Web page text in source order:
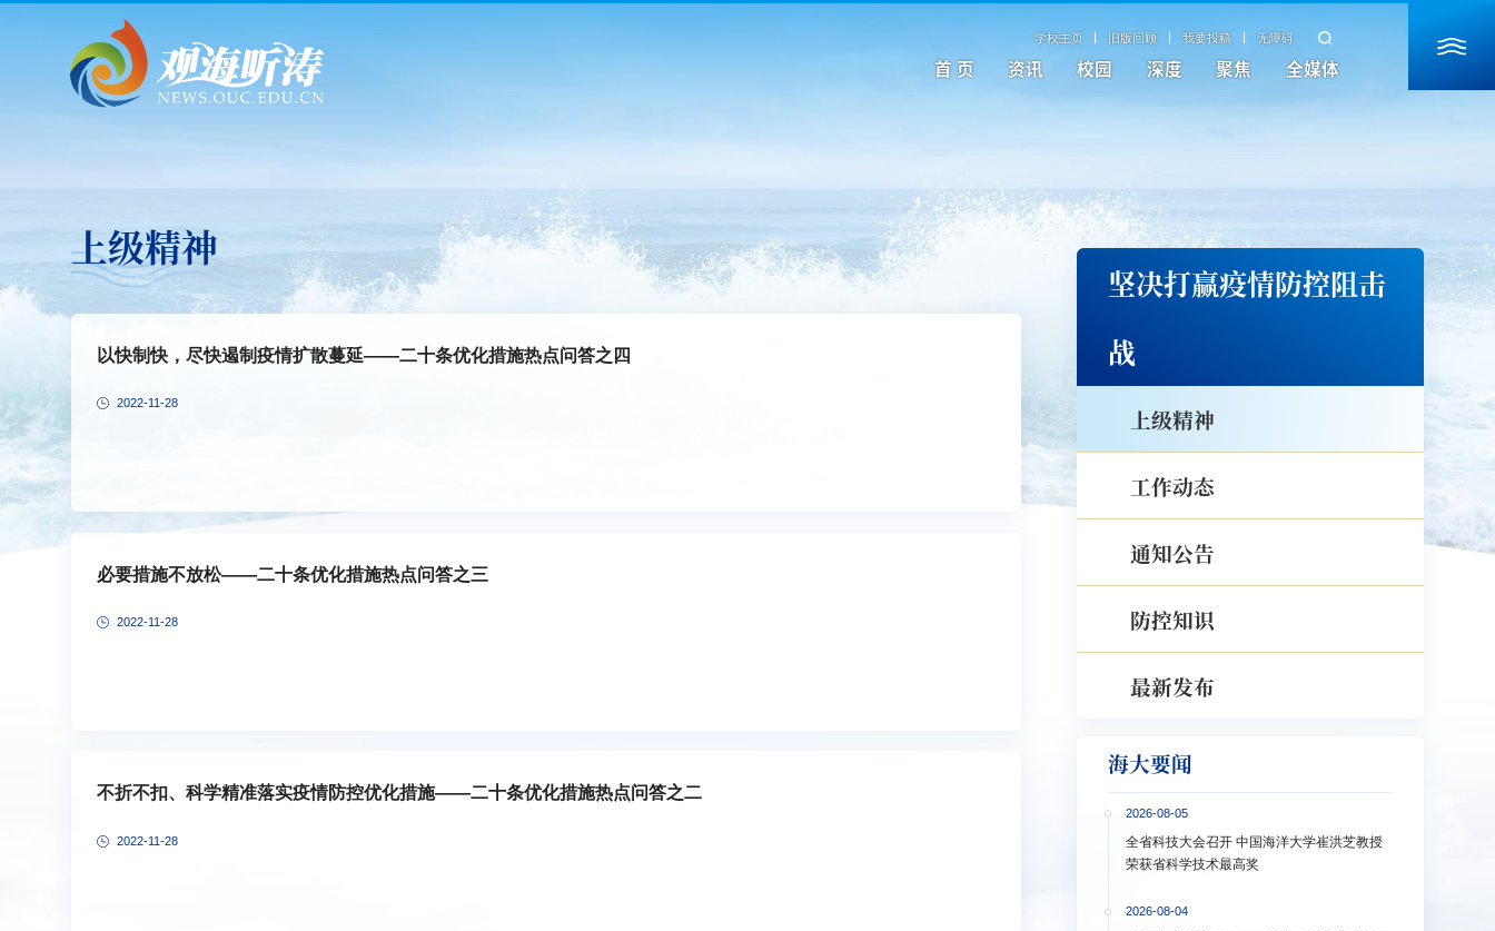
学校主页 旧版回顾 我要投稿 无障碍
首 页 资讯 校园 深度 聚焦 全媒体
上级精神
以快制快，尽快遏制疫情扩散蔓延——二十条优化措施热点问答之四
2022-11-28
必要措施不放松——二十条优化措施热点问答之三
2022-11-28
不折不扣、科学精准落实疫情防控优化措施——二十条优化措施热点问答之二
2022-11-28
坚决打赢疫情防控阻击
战
上级精神
工作动态
通知公告
防控知识
最新发布
海大要闻
2026-08-05
全省科技大会召开 中国海洋大学崔洪芝教授
荣获省科学技术最高奖
2026-08-04